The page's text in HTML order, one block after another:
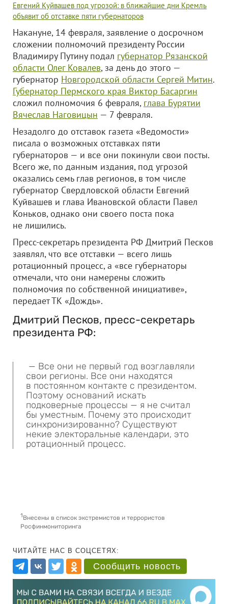
Евгений Куйвашев под угрозой: в ближайшие дни Кремль
объявит об отставке пяти губернаторов
Накануне, 14 февраля, заявление о досрочном
сложении полномочий президенту России
Владимиру Путину подал губернатор Рязанской
области Олег Ковалев, за день до этого —
губернатор Новгородской области Сергей Митин.
Губернатор Пермского края Виктор Басаргин
сложил полномочия 6 февраля, глава Бурятии
Вячеслав Наговицын — 7 февраля.
Незадолго до отставок газета «Ведомости»
писала о возможных отставках пяти
губернаторов — и все они покинули свои посты.
Всего же, по данным издания, под угрозой
оказались семь глав регионов, в том числе
губернатор Свердловской области Евгений
Куйвашев и глава Ивановской области Павел
Коньков, однако они своего поста пока
не лишились.
Пресс-секретарь президента РФ Дмитрий Песков
заявлял, что все отставки — всего лишь
ротационный процесс, а «все губернаторы
отмечали, что они намерены сложить
полномочия по собственной инициативе»,
передает ТК «Дождь».
Дмитрий Песков, пресс-секретарь
президента РФ:
— Все они не первый год возглавляли
свои регионы. Все они находятся
в постоянном контакте с президентом.
Поэтому оснований искать
подковерные процессы — я не считал
бы уместным. Почему это происходит
синхронизированно? Существуют
некие электоральные календари, это
ротационный процесс.
1Внесены в список экстремистов и террористов
Росфинмониторинга
ЧИТАЙТЕ НАС В СОЦСЕТЯХ:
Сообщить новость